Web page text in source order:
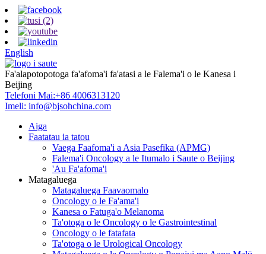
English
Fa'alapotopotoga fa'afoma'i fa'atasi a le Falema'i o le Kanesa i
Beijing
Telefoni Mai:+86 4006313120
Imeli: info@bjsohchina.com
Aiga
Faatatau ia tatou
Vaega Faafoma'i a Asia Pasefika (APMG)
Falema'i Oncology a le Itumalo i Saute o Beijing
'Au Fa'afoma'i
Matagaluega
Matagaluega Faavaomalo
Oncology o le Fa'ama'i
Kanesa o Fatuga'o Melanoma
Ta'otoga o le Oncology o le Gastrointestinal
Oncology o le fatafata
Ta'otoga o le Urological Oncology